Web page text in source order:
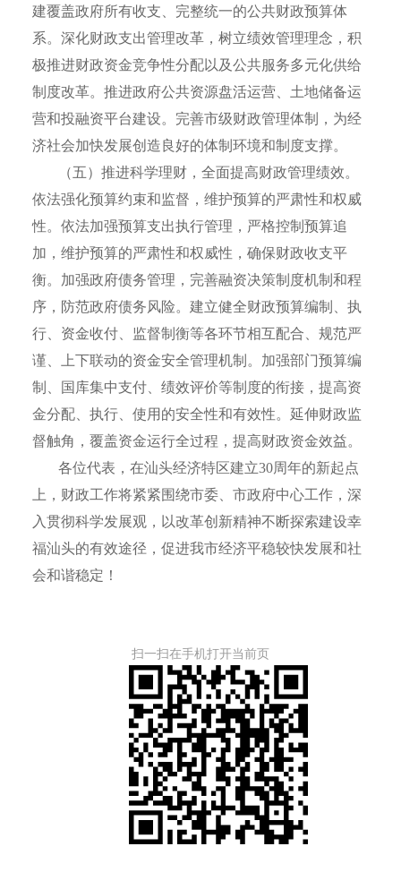
建覆盖政府所有收支、完整统一的公共财政预算体
系。深化财政支出管理改革，树立绩效管理理念，积
极推进财政资金竞争性分配以及公共服务多元化供给
制度改革。推进政府公共资源盘活运营、土地储备运
营和投融资平台建设。完善市级财政管理体制，为经
济社会加快发展创造良好的体制环境和制度支撑。
（五）推进科学理财，全面提高财政管理绩效。
依法强化预算约束和监督，维护预算的严肃性和权威
性。依法加强预算支出执行管理，严格控制预算追
加，维护预算的严肃性和权威性，确保财政收支平
衡。加强政府债务管理，完善融资决策制度机制和程
序，防范政府债务风险。建立健全财政预算编制、执
行、资金收付、监督制衡等各环节相互配合、规范严
谨、上下联动的资金安全管理机制。加强部门预算编
制、国库集中支付、绩效评价等制度的衔接，提高资
金分配、执行、使用的安全性和有效性。延伸财政监
督触角，覆盖资金运行全过程，提高财政资金效益。
各位代表，在汕头经济特区建立30周年的新起点
上，财政工作将紧紧围绕市委、市政府中心工作，深
入贯彻科学发展观，以改革创新精神不断探索建设幸
福汕头的有效途径，促进我市经济平稳较快发展和社
会和谐稳定！
扫一扫在手机打开当前页